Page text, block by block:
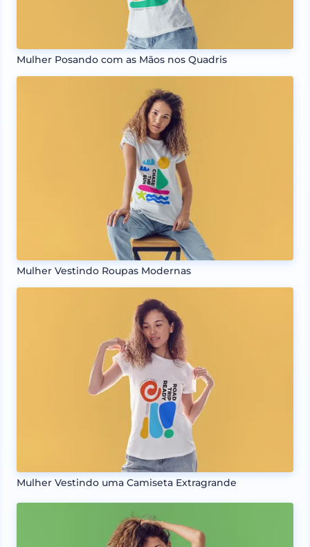
Mulher Posando com as Mãos nos Quadris
Mulher Vestindo Roupas Modernas
Mulher Vestindo uma Camiseta Extragrande